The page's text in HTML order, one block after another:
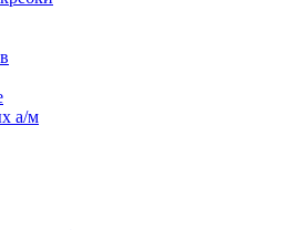
а/м